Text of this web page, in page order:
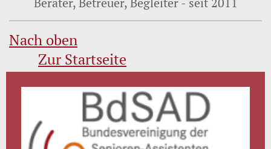
Nach oben
Zur Startseite